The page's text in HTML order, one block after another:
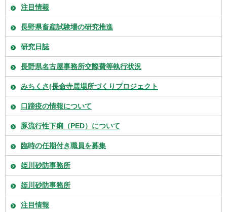
注目情報
長野県畜産試験場の研究推進
研究日誌
長野県名古屋事務所交際費等執行状況
みちくさ(長命寺居場所づくりプロジェクト
口蹄疫の情報について
豚流行性下痢（PED）について
臨時の任期付き職員を募集
姫川砂防事務所
姫川砂防事務所
注目情報